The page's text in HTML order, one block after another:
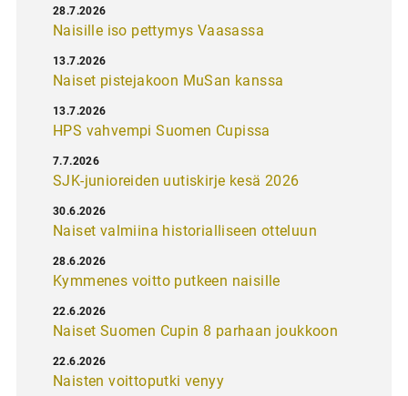
Naisille iso pettymys Vaasassa
28.7.2026
Naiset pistejakoon MuSan kanssa
13.7.2026
HPS vahvempi Suomen Cupissa
13.7.2026
SJK-junioreiden uutiskirje kesä 2026
7.7.2026
Naiset valmiina historialliseen otteluun
30.6.2026
Kymmenes voitto putkeen naisille
28.6.2026
Naiset Suomen Cupin 8 parhaan joukkoon
22.6.2026
Naisten voittoputki venyy
22.6.2026